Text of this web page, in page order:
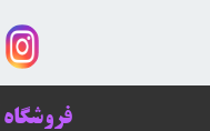
فروشگاه